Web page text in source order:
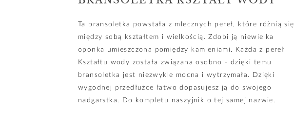
Ta bransoletka powstała z mlecznych pereł, które różnią się
między sobą kształtem i wielkością. Zdobi ją niewielka
oponka umieszczona pomiędzy kamieniami. Każda z pereł
Kształtu wody została związana osobno - dzięki temu
bransoletka jest niezwykle mocna i wytrzymała. Dzięki
wygodnej przedłużce łatwo dopasujesz ją do swojego
nadgarstka. Do kompletu naszyjnik o tej samej nazwie.